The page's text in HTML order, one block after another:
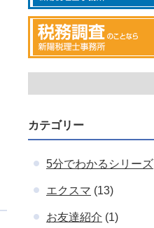
カテゴリー
5分でわかるシリーズ
エクスマ (13)
お友達紹介 (1)